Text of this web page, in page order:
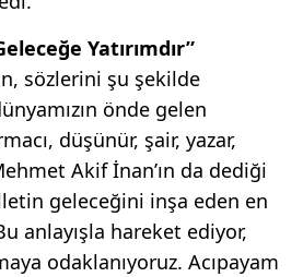
Yatırımdır”
sözlerini şu şekilde
önde gelen
düşünür, şair, yazar,
Akif İnan’ın da dediği
geleceğini inşa eden en
anlayışla hareket ediyor,
odaklanıyoruz. Acıpayam